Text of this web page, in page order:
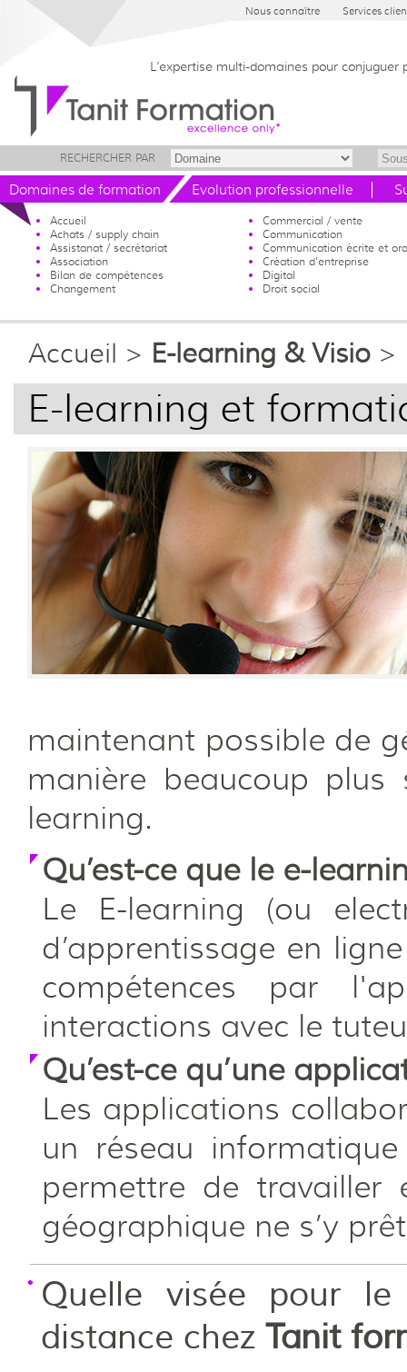
Nous connaître Services
L’expertise multi-domaines pour
RECHERCHER PAR
Domaines de formation Evolution professionnelle
Accueil
Achats / supply chain
Assistanat / secrétariat
Association
Bilan de compétences
Changement
Commercial / vente
Communication
Communication écrite et
Création d'entreprise
Digital
Droit social
Accueil > E-learning & Visio >
E-learning et
maintenant possible de
manière beaucoup
learning.
Qu’est-ce que le e-
Le E-learning (ou
d’apprentissage en
compétences par
interactions avec le
Qu’est-ce qu’une
Les applications
un réseau
permettre de travailler
géographique ne s’y
Quelle visée pour
distance chez Tanit